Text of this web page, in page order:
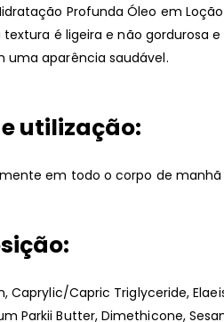
Profunda Óleo em
é ligeira e não gordurosa
uma aparência saudável.
utilização:
em todo o corpo de manhã
Caprylic/Capric Triglyceride,
Parkii Butter, Dimethicone,